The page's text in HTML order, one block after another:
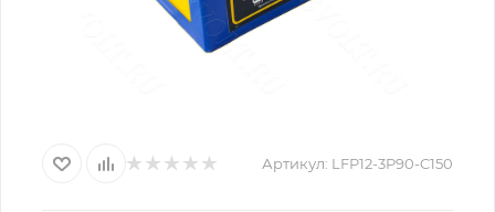
Артикул: LFP12-3P90-C150